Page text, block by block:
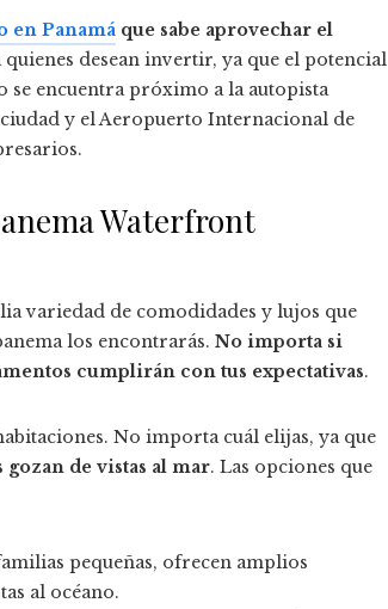
Panamá que sabe aprovechar el
desean invertir, ya que el potencial
se encuentra próximo a la autopista
y el Aeropuerto Internacional de
Waterfront
variedad de comodidades y lujos que
los encontrarás. No importa si
cumplirán con tus expectativas.
No importa cuál elijas, ya que
de vistas al mar. Las opciones que
pequeñas, ofrecen amplios
al océano.